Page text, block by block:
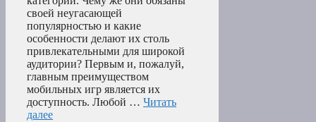
своей неугасающей
популярностью и какие
особенности делают их столь
привлекательными для широкой
аудитории? Первым и, пожалуй,
главным преимуществом
мобильных игр является их
доступность. Любой … Читать
далее